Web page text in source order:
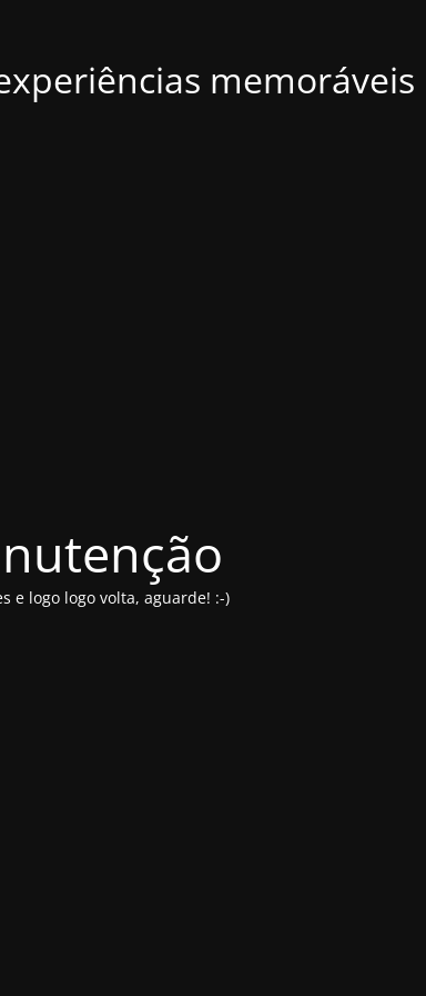
memoráveis
e logo logo volta, aguarde! :-)